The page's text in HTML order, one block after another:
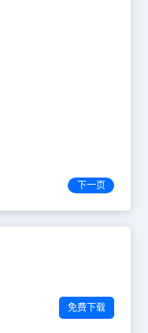
下一页
免费下载